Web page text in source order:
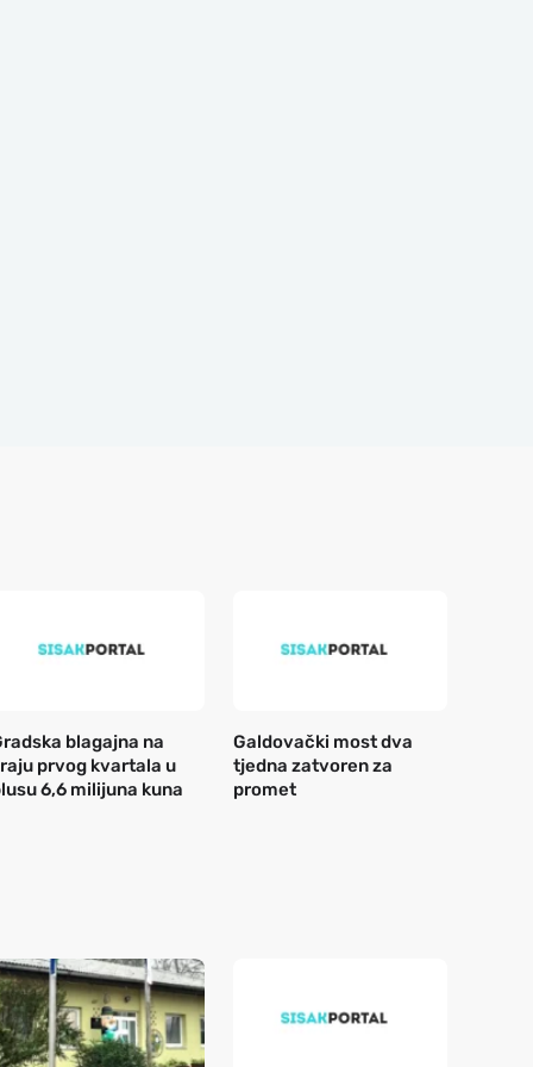
blagajna na
prvog kvartala u
6,6 milijuna kuna
Galdovački most dva
tjedna zatvoren za
promet